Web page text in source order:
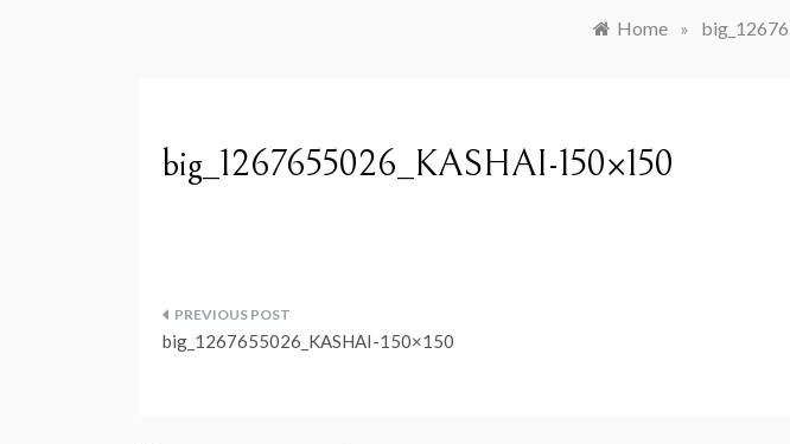
Home »
big_1267655026_KASHAI-150×150
Navegação
big_1267655026_KASHAI-150×150